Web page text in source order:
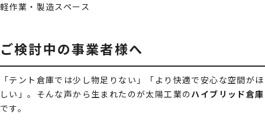
軽作業・製造スペース
ご検討中の事業者様へ
「テント倉庫では少し物足りない」「より快適で安心な空間がほ
しい」。そんな声から生まれたのが太陽工業のハイブリッド倉庫
です。